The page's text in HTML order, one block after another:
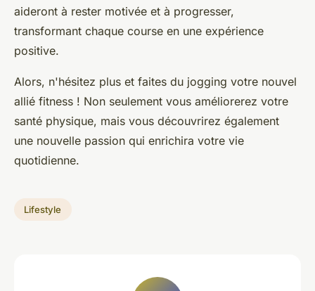
aideront à rester motivée et à progresser,
transformant chaque course en une expérience
positive.
Alors, n'hésitez plus et faites du jogging votre nouvel
allié fitness ! Non seulement vous améliorerez votre
santé physique, mais vous découvrirez également
une nouvelle passion qui enrichira votre vie
quotidienne.
Lifestyle